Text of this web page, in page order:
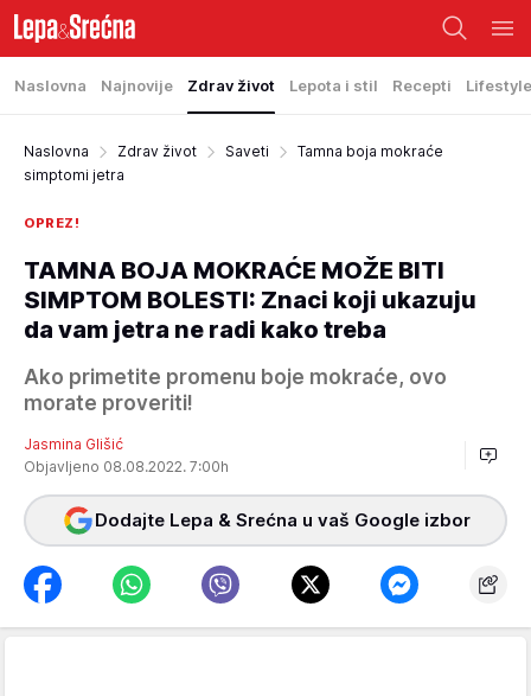
Naslovna Najnovije Zdrav život Lepota i stil Recepti Lifestyle
Naslovna Zdrav život Saveti
Tamna boja mokraće
simptomi jetra
OPREZ!
TAMNA BOJA MOKRAĆE MOŽE BITI
SIMPTOM BOLESTI: Znaci koji ukazuju
da vam jetra ne radi kako treba
Ako primetite promenu boje mokraće, ovo
morate proveriti!
Jasmina Glišić
Objavljeno 08.08.2022. 7:00h
Dodajte Lepa & Srećna u vaš Google izbor